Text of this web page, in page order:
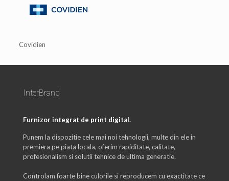
Covidien
InterBrand
Furnizor integrat de print digital.
Punem la dispozitie cele mai noi tehnologii, multe din ele in
premiera pe piata locala, oferim rapiditate, calitate,
profesionalism si solutii tehnice de ultima generatie.
Controlam foarte bine culorile si reproducem cu exactitate ce